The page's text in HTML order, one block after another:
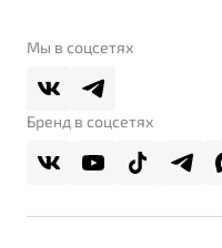
Belgee Плюс
Реферальная программа
О дилерском центре
Правовая информация
Мы в соцсетях
Бренд в соцсетях